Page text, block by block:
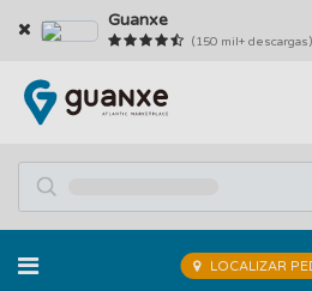
Guanxe
(150 mil+ descargas)
LOCALIZAR